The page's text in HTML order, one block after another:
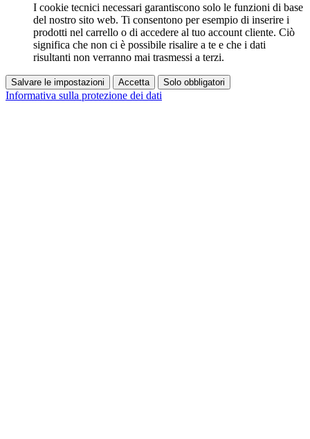
I cookie tecnici necessari garantiscono solo le funzioni di base
del nostro sito web. Ti consentono per esempio di inserire i
prodotti nel carrello o di accedere al tuo account cliente. Ciò
significa che non ci è possibile risalire a te e che i dati
risultanti non verranno mai trasmessi a terzi.
Salvare le impostazioni Accetta Solo obbligatori
Informativa sulla protezione dei dati